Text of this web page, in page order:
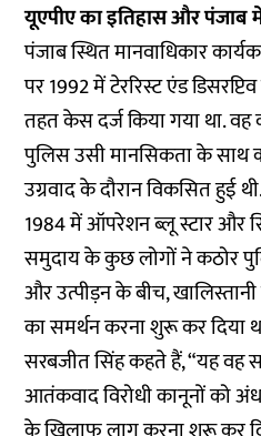
यूएपीए का इतिहास और पंजाब
पंजाब स्थित मानवाधिकार
पर 1992 में टेररिस्ट एंड
तहत केस दर्ज किया गया था.
पुलिस उसी मानसिकता के साथ
उग्रवाद के दौरान विकसित हुई
1984 में ऑपरेशन ब्लू स्टार और
समुदाय के कुछ लोगों ने कठोर
और उत्पीड़न के बीच,
का समर्थन करना शुरू कर दिया
सरबजीत सिंह कहते हैं, “यह वह
आतंकवाद विरोधी कानूनों को